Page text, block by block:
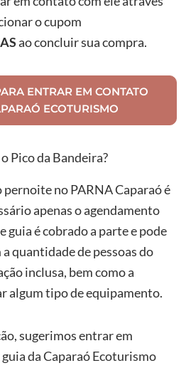
o cupom
ao concluir sua compra.
ENTRAR EM CONTATO
ECOTURISMO
Pico da Bandeira?
pernoite no PARNA Caparaó é
apenas o agendamento
guia é cobrado a parte e pode
quantidade de pessoas do
inclusa, bem como a
algum tipo de equipamento.
sugerimos entrar em
da Caparaó Ecoturismo